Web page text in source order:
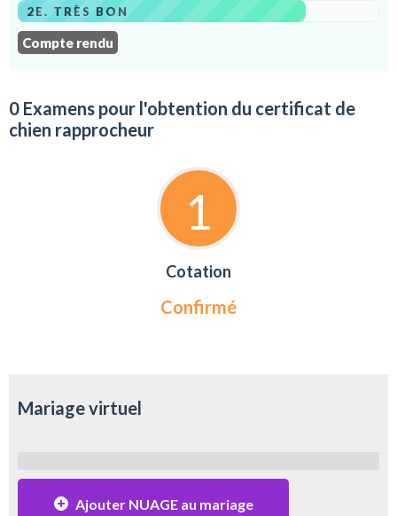
2E. TRÈS BON
Compte rendu
0 Examens pour l'obtention du certificat de
chien rapprocheur
1
Cotation
Confirmé
Mariage virtuel
Ajouter NUAGE au mariage